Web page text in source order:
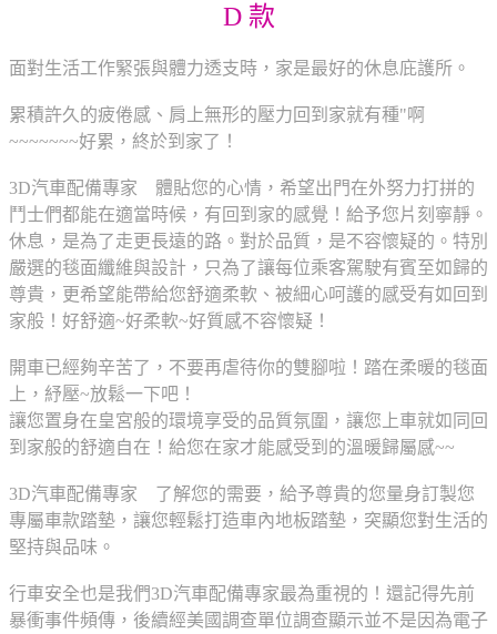
D 款
面對生活工作緊張與體力透支時，家是最好的休息庇護所。
累積許久的疲倦感、肩上無形的壓力回到家就有種"啊
~~~~~~~好累，終於到家了！
3D汽車配備專家 體貼您的心情，希望出門在外努力打拼的
鬥士們都能在適當時候，有回到家的感覺！給予您片刻寧靜。
休息，是為了走更長遠的路。對於品質，是不容懷疑的。特別
嚴選的毯面纖維與設計，只為了讓每位乘客駕駛有賓至如歸的
尊貴，更希望能帶給您舒適柔軟、被細心呵護的感受有如回到
家般！好舒適~好柔軟~好質感不容懷疑！
開車已經夠辛苦了，不要再虐待你的雙腳啦！踏在柔暖的毯面
上，紓壓~放鬆一下吧！
讓您置身在皇宮般的環境享受的品質氛圍，讓您上車就如同回
到家般的舒適自在！給您在家才能感受到的溫暖歸屬感~~
3D汽車配備專家 了解您的需要，給予尊貴的您量身訂製您
專屬車款踏墊，讓您輕鬆打造車內地板踏墊，突顯您對生活的
堅持與品味。
行車安全也是我們3D汽車配備專家最為重視的！還記得先前
暴衝事件頻傳，後續經美國調查單位調查顯示並不是因為電子